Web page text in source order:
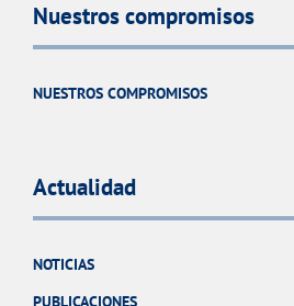
Nuestros compromisos
NUESTROS COMPROMISOS
Actualidad
NOTICIAS
PUBLICACIONES